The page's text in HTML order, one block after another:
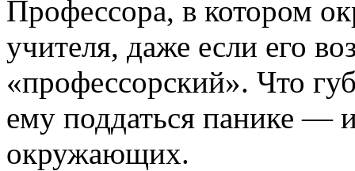
Профессора, в котором
учителя, даже если его
«профессорский». Что
ему поддаться панике —
окружающих.